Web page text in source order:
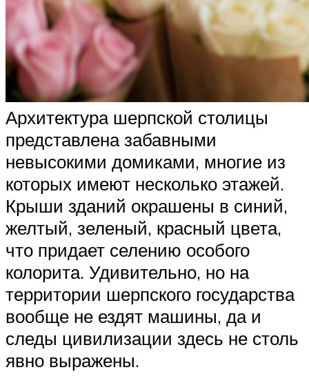
Архитектура шерпской столицы
представлена забавными
невысокими домиками, многие из
которых имеют несколько этажей.
Крыши зданий окрашены в синий,
желтый, зеленый, красный цвета,
что придает селению особого
колорита. Удивительно, но на
территории шерпского государства
вообще не ездят машины, да и
следы цивилизации здесь не столь
явно выражены.